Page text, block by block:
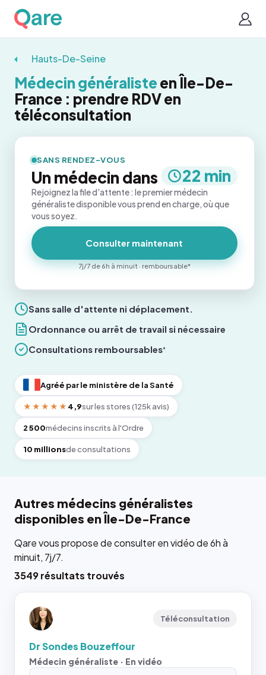
Hauts-De-Seine
Médecin généraliste en Île-De-
France : prendre RDV en
téléconsultation
Sans salle d'attente ni déplacement.
Ordonnance ou arrêt de travail si nécessaire
Consultations remboursables*
Agréé par le ministère de la Santé
★★★★★ 4,9sur les stores (125k avis)
2 500médecins inscrits à l'Ordre
10 millionsde consultations
SANS RENDEZ-VOUS
Un médecin dans 22 min
Rejoignez la file d'attente : le premier médecin
généraliste disponible vous prend en charge, où que
vous soyez.
Consulter maintenant
7j/7 de 6h à minuit · remboursable*
Autres médecins généralistes
disponibles en Île-De-France
Qare vous propose de consulter en vidéo de 6h à
minuit, 7j/7.
3549 résultats trouvés
Téléconsultation
Dr Sondes Bouzeffour
Médecin généraliste · En vidéo